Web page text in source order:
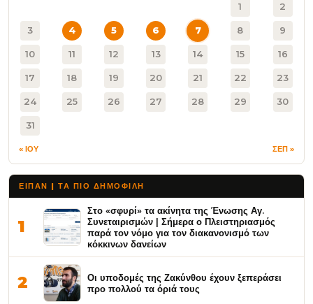
1 2
3 4 5 6 7 8 9
10 11 12 13 14 15 16
17 18 19 20 21 22 23
24 25 26 27 28 29 30
31
« ΙΟΥ ΣΕΠ »
ΕΙΠΑΝ | ΤΑ ΠΙΟ ΔΗΜΟΦΙΛΉ
1
Στο «σφυρί» τα ακίνητα της Ένωσης Αγ.
Συνεταιρισμών | Σήμερα ο Πλειστηριασμός
παρά τον νόμο για τον διακανονισμό των
κόκκινων δανείων
2
Οι υποδομές της Ζακύνθου έχουν ξεπεράσει
προ πολλού τα όριά τους